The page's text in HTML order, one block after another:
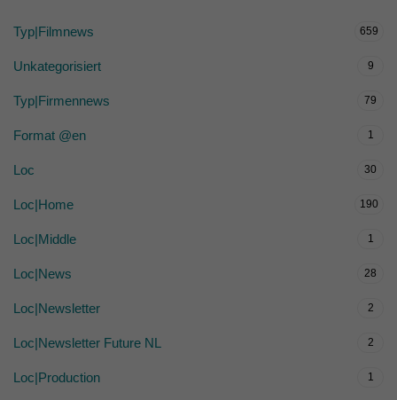
Typ|Filmnews 659
Unkategorisiert 9
Typ|Firmennews 79
Format @en 1
Loc 30
Loc|Home 190
Loc|Middle 1
Loc|News 28
Loc|Newsletter 2
Loc|Newsletter Future NL 2
Loc|Production 1